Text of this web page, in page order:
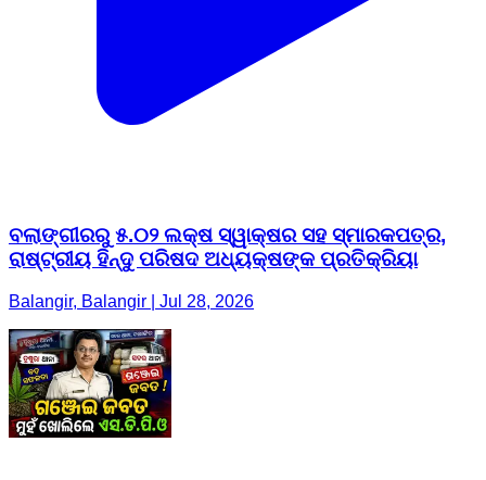
ବଲାଙ୍ଗୀରରୁ ୫.୦୨ ଲକ୍ଷ ସ୍ୱାକ୍ଷର ସହ ସ୍ମାରକପତ୍ର,
ରାଷ୍ଟ୍ରୀୟ ହିନ୍ଦୁ ପରିଷଦ ଅଧ୍ୟକ୍ଷଙ୍କ ପ୍ରତିକ୍ରିୟା
Balangir, Balangir | Jul 28, 2026